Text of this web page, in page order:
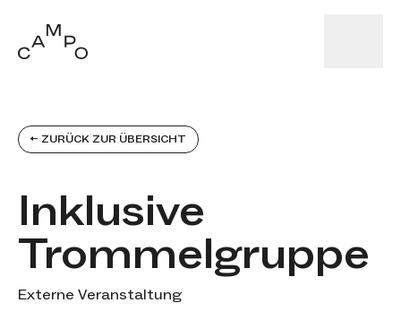
← ZURÜCK ZUR ÜBERSICHT
Inklusive
Trommelgruppe
Kategorien
Externe Veranstaltung